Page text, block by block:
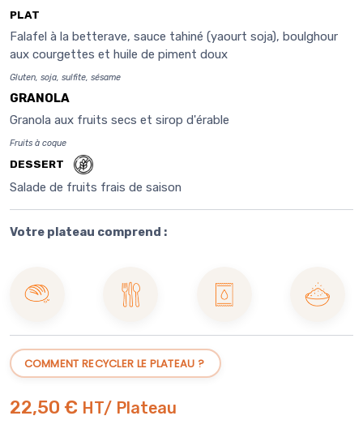
PLAT
Falafel à la betterave, sauce tahiné (yaourt soja), boulghour
aux courgettes et huile de piment doux
Gluten, soja, sulfite, sésame
GRANOLA
Granola aux fruits secs et sirop d'érable
Fruits à coque
DESSERT
Salade de fruits frais de saison
Votre plateau comprend :
Boule de
pain
Couverts
en inox
Rince-
doigt
Sel de
Guérande
COMMENT RECYCLER LE PLATEAU ?
22,50 € HT/ Plateau